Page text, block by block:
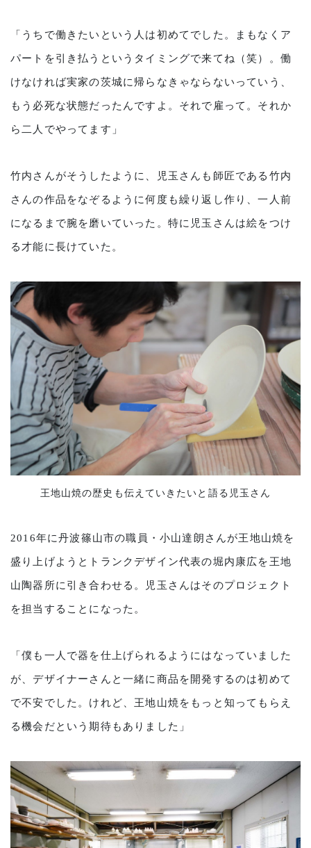
「うちで働きたいという人は初めてでした。まもなくア
パートを引き払うというタイミングで来てね（笑）。働
けなければ実家の茨城に帰らなきゃならないっていう、
もう必死な状態だったんですよ。それで雇って。それか
ら二人でやってます」
竹内さんがそうしたように、児玉さんも師匠である竹内
さんの作品をなぞるように何度も繰り返し作り、一人前
になるまで腕を磨いていった。特に児玉さんは絵をつけ
る才能に長けていた。
王地山焼の歴史も伝えていきたいと語る児玉さん
2016年に丹波篠山市の職員・小山達朗さんが王地山焼を
盛り上げようとトランクデザイン代表の堀内康広を王地
山陶器所に引き合わせる。児玉さんはそのプロジェクト
を担当することになった。
「僕も一人で器を仕上げられるようにはなっていました
が、デザイナーさんと一緒に商品を開発するのは初めて
で不安でした。けれど、王地山焼をもっと知ってもらえ
る機会だという期待もありました」